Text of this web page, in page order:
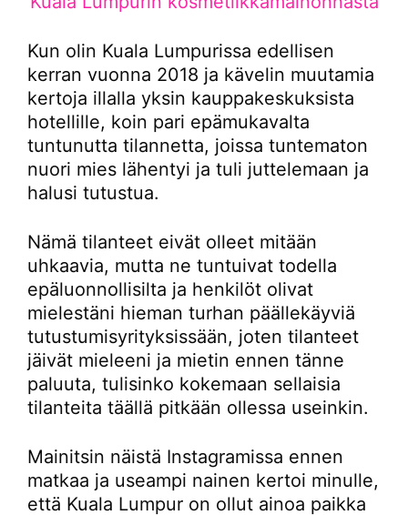
Kun olin Kuala Lumpurissa edellisen
kerran vuonna 2018 ja kävelin muutamia
kertoja illalla yksin kauppakeskuksista
hotellille, koin pari epämukavalta
tuntunutta tilannetta, joissa tuntematon
nuori mies lähentyi ja tuli juttelemaan ja
halusi tutustua.
Nämä tilanteet eivät olleet mitään
uhkaavia, mutta ne tuntuivat todella
epäluonnollisilta ja henkilöt olivat
mielestäni hieman turhan päällekäyviä
tutustumisyrityksissään, joten tilanteet
jäivät mieleeni ja mietin ennen tänne
paluuta, tulisinko kokemaan sellaisia
tilanteita täällä pitkään ollessa useinkin.
Mainitsin näistä Instagramissa ennen
matkaa ja useampi nainen kertoi minulle,
että Kuala Lumpur on ollut ainoa paikka